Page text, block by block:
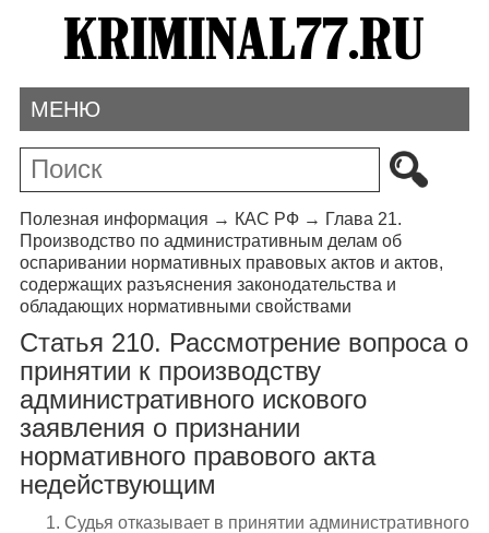
МЕНЮ
Полезная информация → КАС РФ→ Глава 21.
Производство по административным делам об
оспаривании нормативных правовых актов и актов,
содержащих разъяснения законодательства и
обладающих нормативными свойствами
Статья 210. Рассмотрение вопроса о
принятии к производству
административного искового
заявления о признании
нормативного правового акта
недействующим
1. Судья отказывает в принятии административного